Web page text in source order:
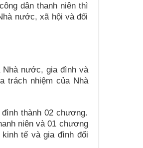
dân thanh niên thì
nước, xã hội và đối
Nhà nước, gia đình và
trách nhiệm của Nhà
thành 02 chương.
niên và 01 chương
tế và gia đình đối